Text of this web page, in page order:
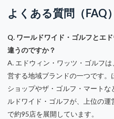
よくある質問（FAQ）
Q. ワールドワイド・ゴルフとエ
違うのですか？
A. エドウィン・ワッツ・ゴルフ
営する地域ブランドの一つです
ショップやザ・ゴルフ・マート
ルドワイド・ゴルフが、上位の
で約95店を展開しています。